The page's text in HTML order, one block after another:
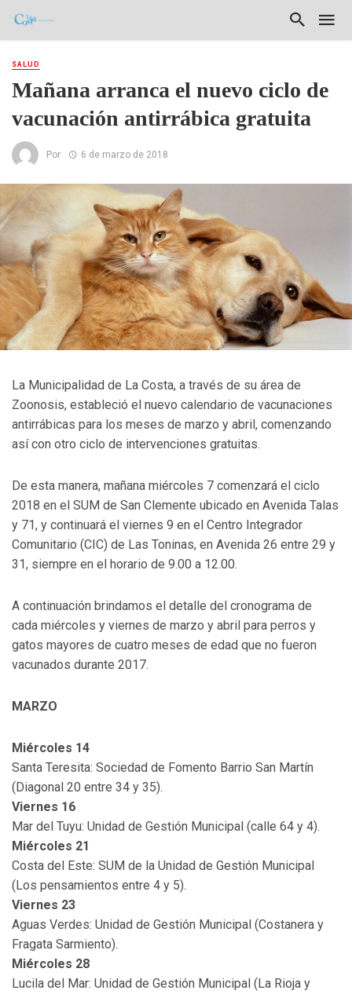
SALUD
Mañana arranca el nuevo ciclo de
vacunación antirrábica gratuita
Por 6 de marzo de 2018
La Municipalidad de La Costa, a través de su área de
Zoonosis, estableció el nuevo calendario de vacunaciones
antirrábicas para los meses de marzo y abril, comenzando
así con otro ciclo de intervenciones gratuitas.
De esta manera, mañana miércoles 7 comenzará el ciclo
2018 en el SUM de San Clemente ubicado en Avenida Talas
y 71, y continuará el viernes 9 en el Centro Integrador
Comunitario (CIC) de Las Toninas, en Avenida 26 entre 29 y
31, siempre en el horario de 9.00 a 12.00.
A continuación brindamos el detalle del cronograma de
cada miércoles y viernes de marzo y abril para perros y
gatos mayores de cuatro meses de edad que no fueron
vacunados durante 2017.
MARZO
Miércoles 14
Santa Teresita: Sociedad de Fomento Barrio San Martín
(Diagonal 20 entre 34 y 35).
Viernes 16
Mar del Tuyu: Unidad de Gestión Municipal (calle 64 y 4).
Miércoles 21
Costa del Este: SUM de la Unidad de Gestión Municipal
(Los pensamientos entre 4 y 5).
Viernes 23
Aguas Verdes: Unidad de Gestión Municipal (Costanera y
Fragata Sarmiento).
Miércoles 28
Lucila del Mar: Unidad de Gestión Municipal (La Rioja y